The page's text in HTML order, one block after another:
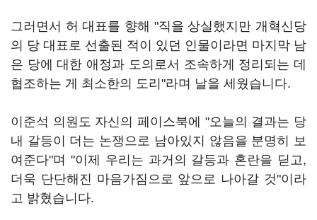
그러면서 허 대표를 향해 "직을 상실했지만 개혁신당
의 당 대표로 선출된 적이 있던 인물이라면 마지막 남
은 당에 대한 애정과 도의로서 조속하게 정리되는 데
협조하는 게 최소한의 도리"라며 날을 세웠습니다.
이준석 의원도 자신의 페이스북에 "오늘의 결과는 당
내 갈등이 더는 논쟁으로 남아있지 않음을 분명히 보
여준다"며 "이제 우리는 과거의 갈등과 혼란을 딛고,
더욱 단단해진 마음가짐으로 앞으로 나아갈 것"이라
고 밝혔습니다.